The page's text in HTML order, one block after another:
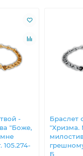
-
"Боже,
мне
105.274-
Браслет
"Хризма.
Б